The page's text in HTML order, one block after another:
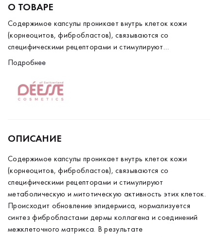
О ТОВАРЕ
Содержимое капсулы проникает внутрь клеток кожи
(корнеоцитов, фибробластов), связываются со
специфическими рецепторами и стимулируют
метаболическую и митотическую активность этих клеток.
Происходит обновление эпидермиса, нормализуется
синтез фибробластами дермы коллагена и соединений
межклеточного матрикса. В результате
Подробнее
ОПИСАНИЕ
Содержимое капсулы проникает внутрь клеток кожи
(корнеоцитов, фибробластов), связываются со
специфическими рецепторами и стимулируют
метаболическую и митотическую активность этих клеток.
Происходит обновление эпидермиса, нормализуется
синтез фибробластами дермы коллагена и соединений
межклеточного матрикса. В результате